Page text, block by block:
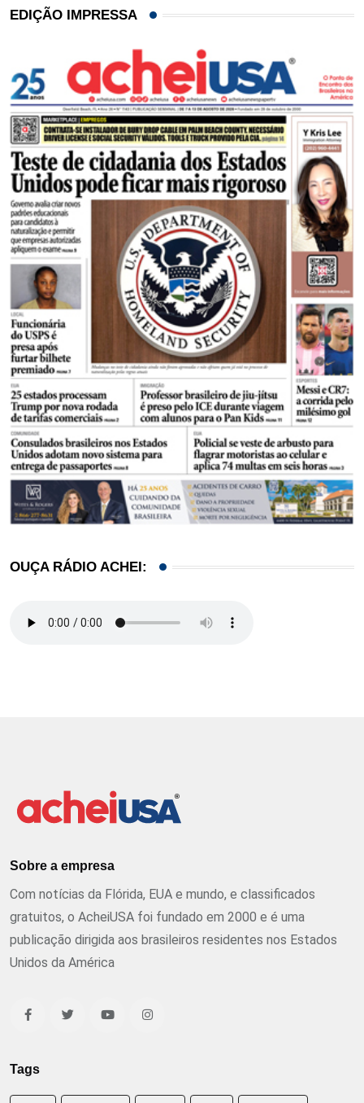
EDIÇÃO IMPRESSA
OUÇA RÁDIO ACHEI:
Sobre a empresa
Com notícias da Flórida, EUA e mundo, e classificados
gratuitos, o AcheiUSA foi fundado em 2000 e é uma
publicação dirigida aos brasileiros residentes nos Estados
Unidos da América
Tags